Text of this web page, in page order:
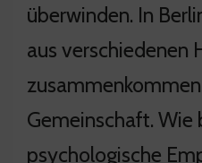
überwinden. In
aus verschiedenen
Gemeinschaft. Wie
psychologische